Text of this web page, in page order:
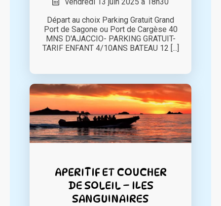
Départ au choix Parking Gratuit Grand
Port de Sagone ou Port de Cargèse 40
MNS D'AJACCIO- PARKING GRATUIT-
TARIF ENFANT 4/10ANS BATEAU 12 [...]
APERITIF ET COUCHER
DE SOLEIL – ILES
SANGUINAIRES